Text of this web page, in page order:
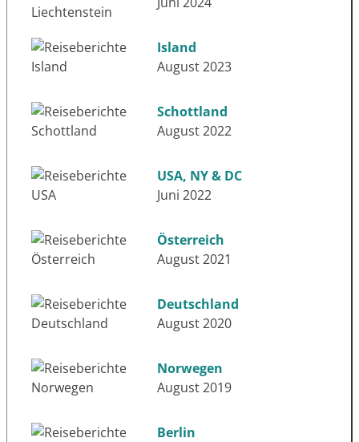
Island
August 2023
Schottland
August 2022
USA, NY & DC
Juni 2022
Österreich
August 2021
Deutschland
August 2020
Norwegen
August 2019
Berlin